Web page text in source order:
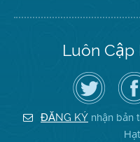
Luôn Cập
Hãy
theo
dõi
Địa
Hạt
Không
ĐĂNG KÝ nhận bản